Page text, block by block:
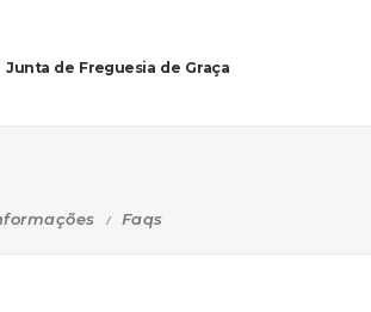
Junta de Freguesia de Graça
Faqs